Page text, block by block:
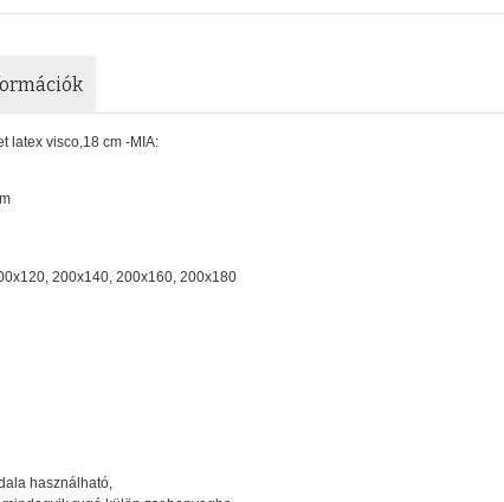
latex visco,18 cm -MIA:
200x140, 200x160, 200x180
használható,